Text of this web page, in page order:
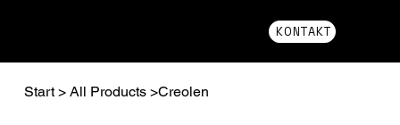
KONTAKT
Start > All Products >Creolen